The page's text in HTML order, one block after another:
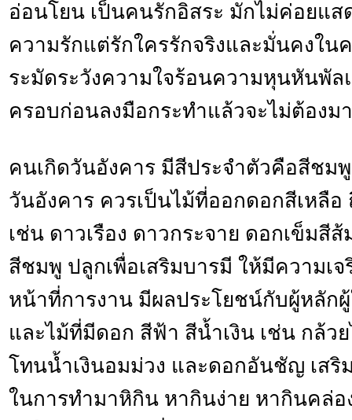
อ่อนโยน เป็นคนรักอิสระ มักไม่ค่อยแส
ความรักแต่รักใครรักจริงและมั่นคงใน
ระมัดระวังความใจร้อนความหุนหันพั
ครอบก่อนลงมือกระทำแล้วจะไม่ต้องม
คนเกิดวันอังคาร มีสีประจำตัวคือสีชม
วันอังคาร ควรเป็นไม้ที่ออกดอกสีเหลื
เช่น ดาวเรือง ดาวกระจาย ดอกเข็มสี
สีชมพู ปลูกเพื่อเสริมบารมี ให้มีความเ
หน้าที่การงาน มีผลประโยชน์กับผู้หลัก
และไม้ที่มีดอก สีฟ้า สีน้ำเงิน เช่น กล้ว
โทนน้ำเงินอมม่วง และดอกอันชัญ เสริ
ในการทำมาหิกิน หากินง่าย หากินคล่อ